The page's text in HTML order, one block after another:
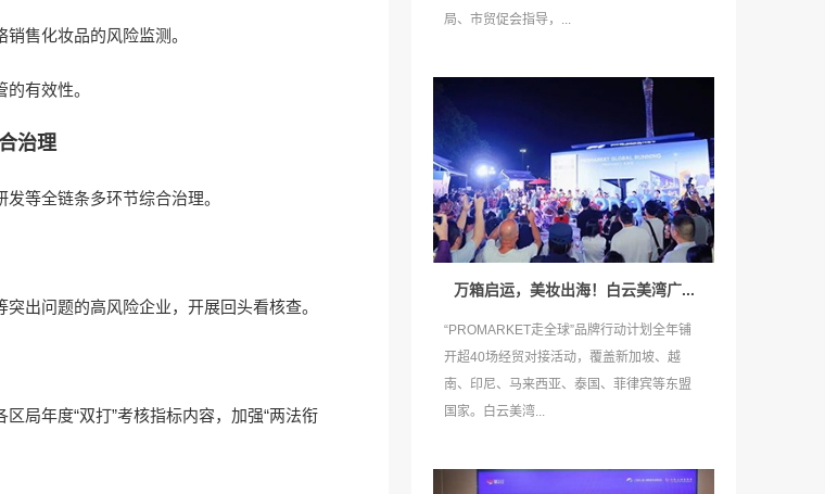
售化妆品的风险监测。
有效性。
治理
等全链条多环节综合治理。
出问题的高风险企业，开展回头看核查。
局年度“双打”考核指标内容，加强“两法衔
局、市贸促会指导，...
万箱启运，美妆出海！白云美湾广...
“PROMARKET走全球”品牌行动计划全年铺
开超40场经贸对接活动，覆盖新加坡、越
南、印尼、马来西亚、泰国、菲律宾等东盟
国家。白云美湾...